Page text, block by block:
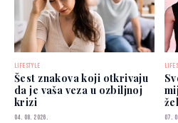
LIFESTYLE
Šest znakova koji otkrivaju
da je vaša veza u ozbiljnoj
krizi
04. 08. 2026. 07.